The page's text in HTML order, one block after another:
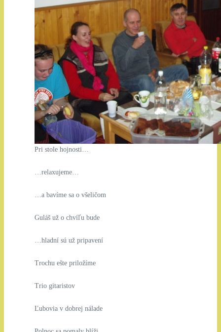
Pri stole hojnosti…
…relaxujeme…
…a bavíme sa o všeličom
Guláš už o chvíľu bude
…hladní sú už pripavení
Trochu ešte priložíme
Trio gitaristov
Ľubovia v dobrej nálade